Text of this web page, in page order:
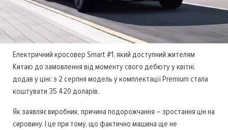
Електричний кросовер Smart #1, який доступний жителям
Китаю до замовлення від моменту свого дебюту у квітні,
додав у ціні: з 2 серпня модель у комплектації Premium стала
коштувати 35 420 доларів.
Як заявляє виробник, причина подорожчання – зростання цін на
сировину. І це при тому, що фактично машина ще не